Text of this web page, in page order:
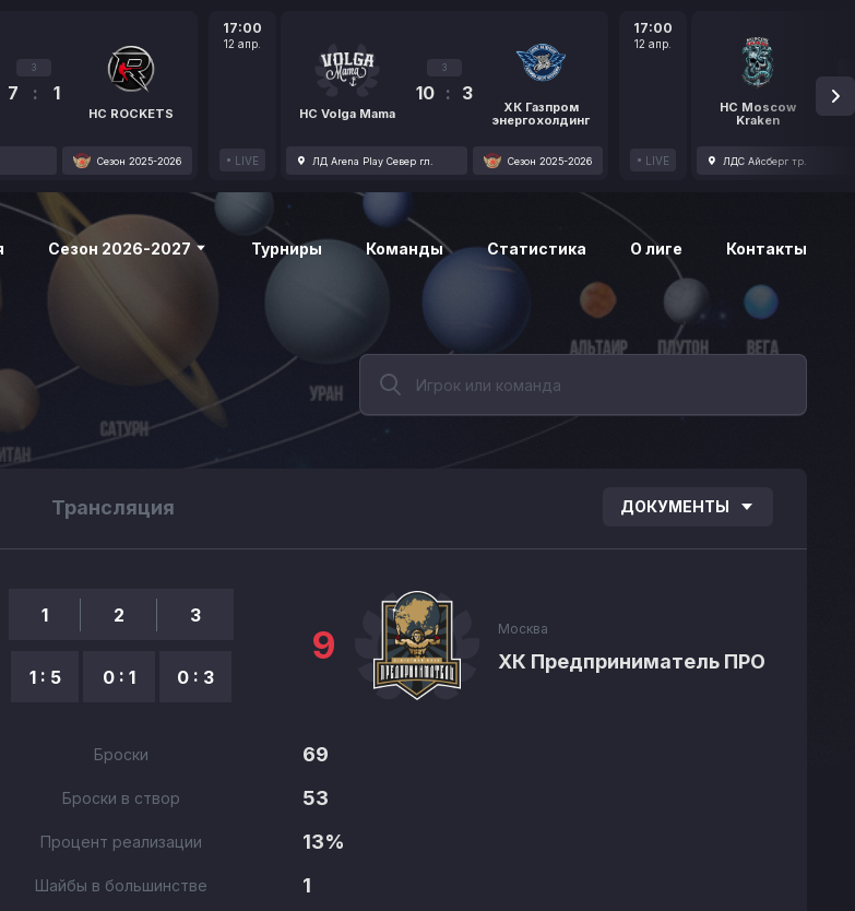
3
7 : 1
HC ROCKETS
Сезон 2025-2026
17:00
12 апр.
LIVE
HC Volga Mama
3
10 : 3
ХК Газпром
энергохолдинг
ЛД Arena Play Север гл. Сезон 2025-2026
17:00
12 апр.
LIVE
HC Moscow
Kraken
1
ЛДС Айсберг тр.
Сезон 2026-2027 Турниры Команды Статистика О лиге Контакты
Трансляция ДОКУМЕНТЫ
1
1 : 5
2
0 : 1
3
0 : 3
Москва
ХК Предприниматель ПРО
9
Броски
69
Броски в створ
53
Процент реализации
13%
Шайбы в большинстве
1